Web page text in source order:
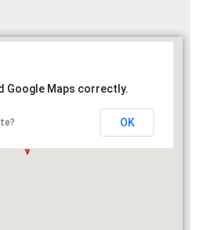
Google Maps correctly.
OK